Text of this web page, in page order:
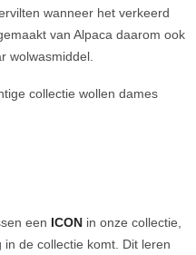
wanneer het verkeerd
van Alpaca daarom ook
wolwasmiddel.
collectie wollen dames
een ICON in onze collectie,
de collectie komt. Dit leren